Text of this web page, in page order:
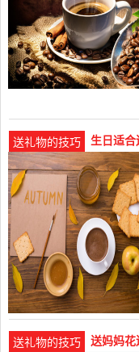
送礼物的技巧 生日适合
送礼物的技巧 送妈妈花